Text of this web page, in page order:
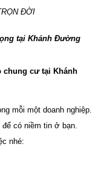
ĐỜI
tại Khánh Đường
chung cư tại Khánh
mỗi một doanh nghiệp.
có niềm tin ở bạn.
nhé: